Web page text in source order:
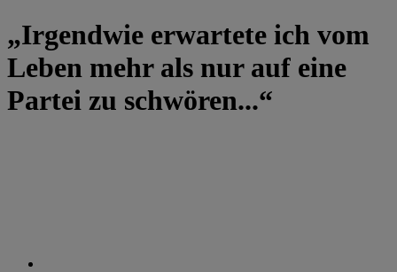
„Irgendwie erwartete ich vom
Leben mehr als nur auf eine
Partei zu schwören...“